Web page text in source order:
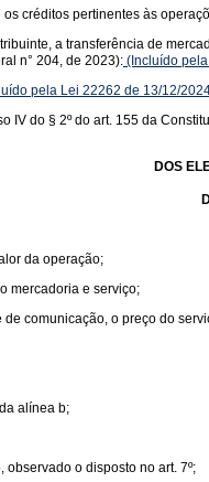
créditos pertinentes às
a transferência de
n° 204, de 2023): (Incluído
pela Lei 22262 de 13/12/
IV do § 2º do art. 155 da
DOS
da operação;
mercadoria e serviço;
comunicação, o preço do
alínea b;
o disposto no art. 7º;